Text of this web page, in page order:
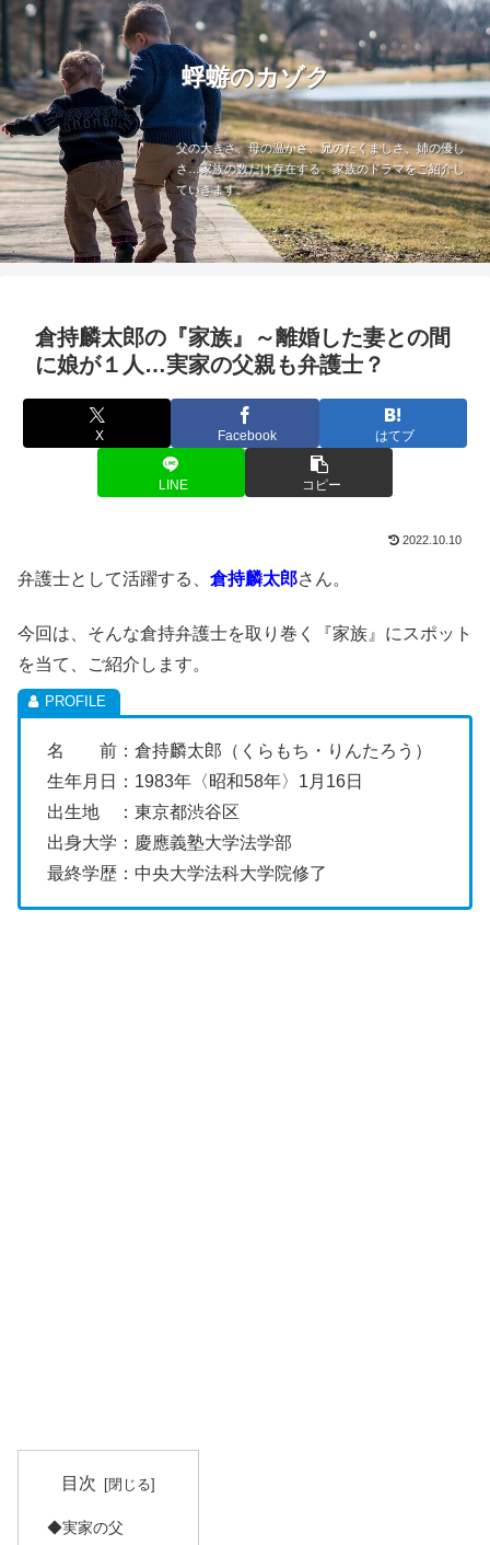
蜉蝣のカゾク
父の大きさ、母の温かさ、兄のたくましさ、姉の優し
さ…家族の数だけ存在する、家族のドラマをご紹介し
ていきます。
倉持麟太郎の『家族』～離婚した妻との間
に娘が１人…実家の父親も弁護士？
X Facebook はてブ
LINE コピー
2022.10.10
弁護士として活躍する、 倉持麟太郎さん。
今回は、そんな倉持弁護士を取り巻く『家族』にスポット
を当て、ご紹介します。
名 前：倉持麟太郎（くらもち・りんたろう）
生年月日：1983年〈昭和58年〉1月16日
出生地 ：東京都渋谷区
出身大学：慶應義塾大学法学部
最終学歴：中央大学法科大学院修了
目次
◆実家の父